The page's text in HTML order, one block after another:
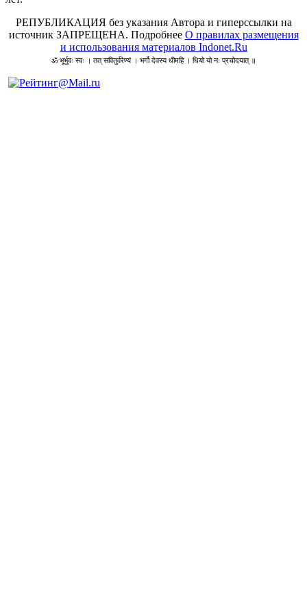
РЕПУБЛИКАЦИЯ без указания Автора и гиперссылки на
источник ЗАПРЕЩЕНА. Подробнее О правилах размещения
и использования материалов Indonet.Ru
ॐ भूर्भुवः स्वः । तत् सवितुर्वरेण्यं । भर्गो देवस्य धीमहि । धियो यो नः प्रचोदयात् ॥